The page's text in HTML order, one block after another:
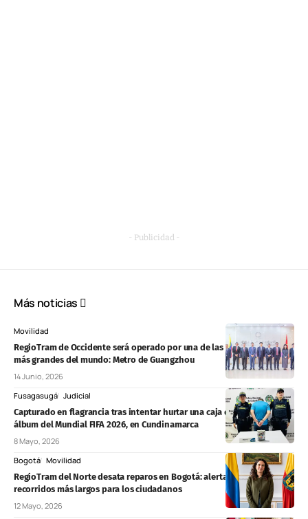
- Publicidad -
Más noticias
Movilidad
RegioTram de Occidente será operado por una de las redes férreas
más grandes del mundo: Metro de Guangzhou
14 Junio, 2026
Fusagasugá Judicial
Capturado en flagrancia tras intentar hurtar una caja de láminas del
álbum del Mundial FIFA 2026, en Cundinamarca
8 Mayo, 2026
Bogotá Movilidad
RegioTram del Norte desata reparos en Bogotá: alertan cierres, rejas y
recorridos más largos para los ciudadanos
12 Mayo, 2026